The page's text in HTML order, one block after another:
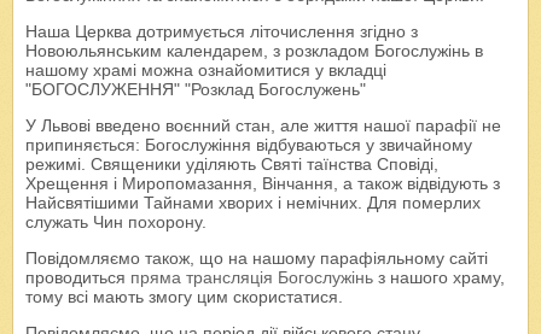
Наша Церква дотримується літочислення згідно з
Новоюльянським календарем, з розкладом Богослужінь в
нашому храмі можна ознайомитися у вкладці
"БОГОСЛУЖЕННЯ" "Розклад Богослужень"
У Львові введено воєнний стан, але життя нашої парафії не
припиняється: Богослужіння відбуваються у звичайному
режимі. Священики уділяють Святі таїнства Сповіді,
Хрещення і Миропомазання, Вінчання, а також відвідують з
Найсвятішими Тайнами хворих і немічних. Для померлих
служать Чин похорону.
Повідомляємо також, що на нашому парафіяльному сайті
проводиться пряма трансляція Богослужінь з нашого храму,
тому всі мають змогу цим скористатися.